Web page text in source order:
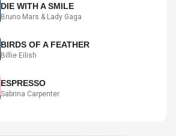
DIE WITH A SMILE
Bruno Mars & Lady Gaga
BIRDS OF A FEATHER
Billie Eilish
ESPRESSO
Sabrina Carpenter